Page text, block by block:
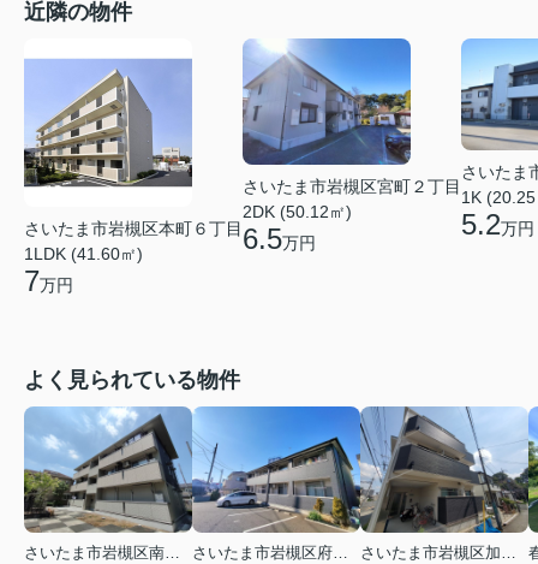
近隣の物件
さいたま市岩槻区本町６丁目
1LDK (41.60㎡)
7万円
さいたま市岩槻区宮町２丁目
2DK (50.12㎡)
6.5万円
さいたま
1K
5.2万円
よく見られている物件
さいたま市岩槻区南平野４丁目
さいたま市岩槻区府内１丁目
さいたま市岩槻区加倉１丁目